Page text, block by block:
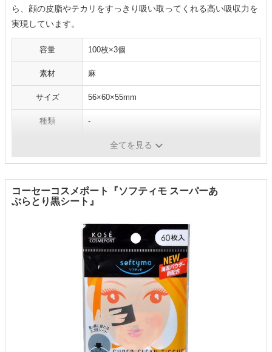
ら、顔の皮脂やテカリをすっきり吸い取ってくれる高い吸収力を
実現しています。
容量 100枚×3個
素材 麻
サイズ 56×60×55mm
種類 -
全てを見る
コーセーコスメポート『ソフティモ スーパーあ
ぶらとり黒シート』